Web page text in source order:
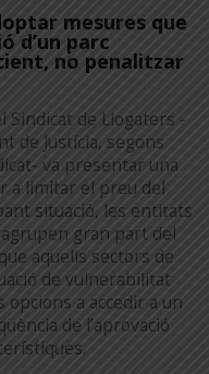
mesures que
d’un parc
no penalitzar
Sindicat de Llogaters -
de Justícia, segons
va presentar una
a limitar el preu del
situació, les entitats
gran part del
aquells sectors de
de vulnerabilitat
a accedir a un
de l’aprovació